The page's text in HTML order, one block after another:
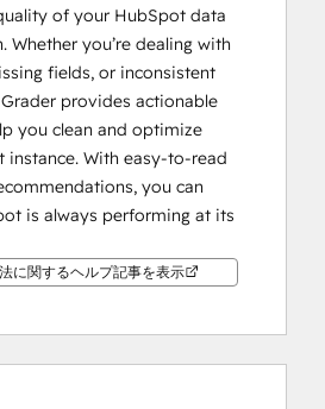
of your HubSpot data
Whether you’re dealing with
fields, or inconsistent
Grader provides actionable
you clean and optimize
instance. With easy-to-read
you can
is always performing at its
に関するヘルプ記事を表示